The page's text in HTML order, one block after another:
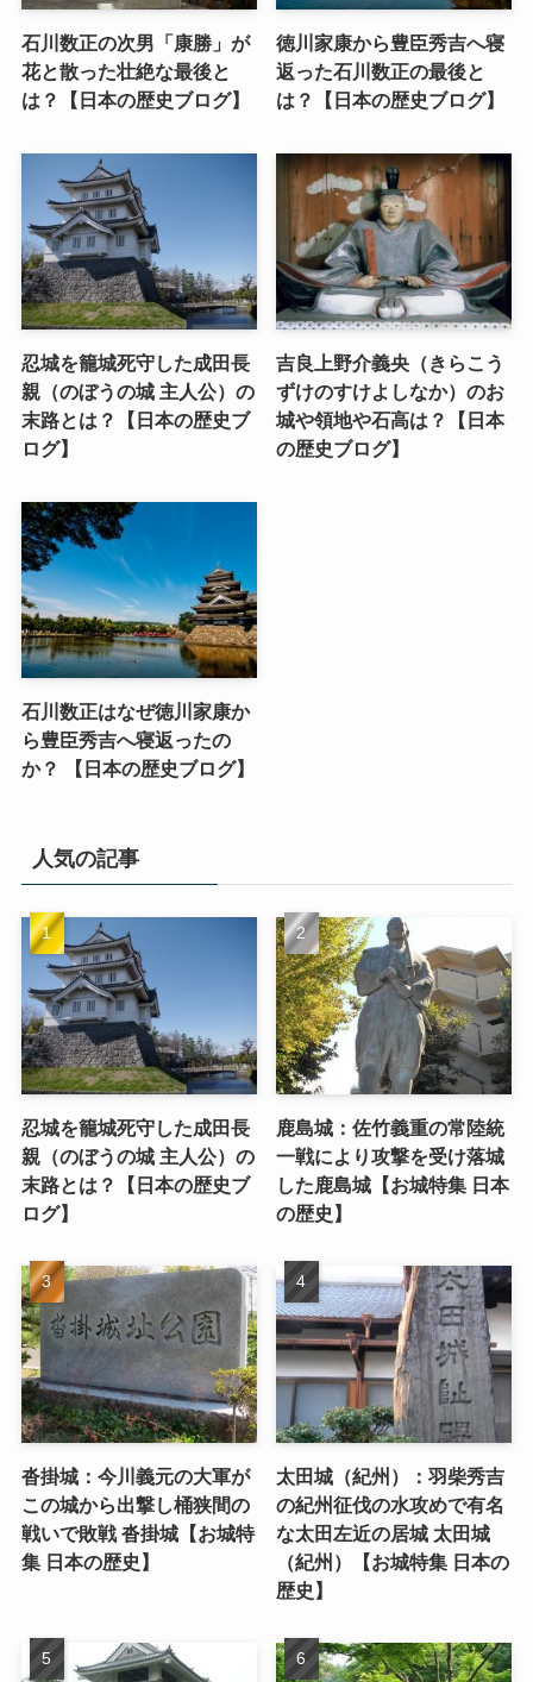
石川数正の次男「康勝」が
花と散った壮絶な最後と
は？【日本の歴史ブログ】
徳川家康から豊臣秀吉へ寝
返った石川数正の最後と
は？【日本の歴史ブログ】
忍城を籠城死守した成田長
親（のぼうの城 主人公）の
末路とは？【日本の歴史ブ
ログ】
吉良上野介義央（きらこう
ずけのすけよしなか）のお
城や領地や石高は？【日本
の歴史ブログ】
石川数正はなぜ徳川家康か
ら豊臣秀吉へ寝返ったの
か？ 【日本の歴史ブログ】
人気の記事
忍城を籠城死守した成田長
親（のぼうの城 主人公）の
末路とは？【日本の歴史ブ
ログ】
鹿島城：佐竹義重の常陸統
一戦により攻撃を受け落城
した鹿島城【お城特集 日本
の歴史】
沓掛城：今川義元の大軍が
この城から出撃し桶狭間の
戦いで敗戦 沓掛城【お城特
集 日本の歴史】
太田城（紀州）：羽柴秀吉
の紀州征伐の水攻めで有名
な太田左近の居城 太田城
（紀州）【お城特集 日本の
歴史】